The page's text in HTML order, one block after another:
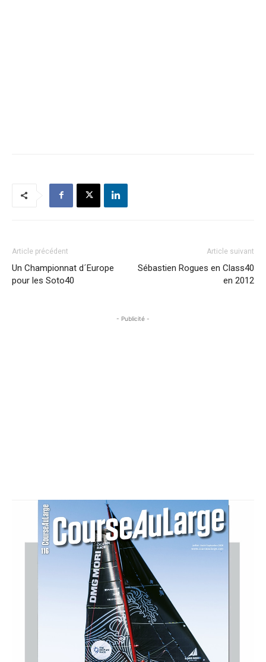
Article précédent
Un Championnat d´Europe
pour les Soto40
Article suivant
Sébastien Rogues en Class40
en 2012
- Publicité -